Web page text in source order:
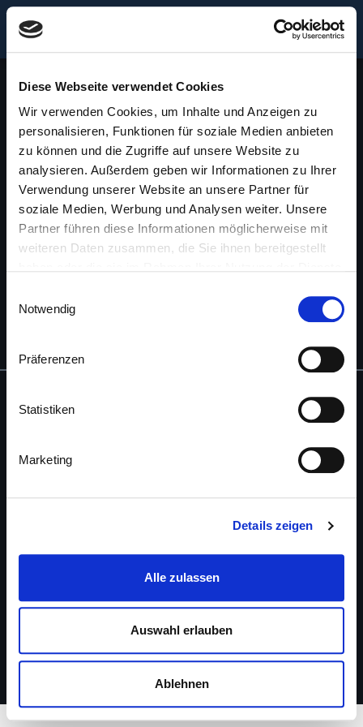
Diese Webseite verwendet Cookies
Wir verwenden Cookies, um Inhalte und Anzeigen zu
personalisieren, Funktionen für soziale Medien anbieten
zu können und die Zugriffe auf unsere Website zu
analysieren. Außerdem geben wir Informationen zu Ihrer
Verwendung unserer Website an unsere Partner für
soziale Medien, Werbung und Analysen weiter. Unsere
Partner führen diese Informationen möglicherweise mit
weiteren Daten zusammen, die Sie ihnen bereitgestellt
Notwendig
Präferenzen
Statistiken
Marketing
Details zeigen
Alle zulassen
Auswahl erlauben
Ablehnen
FEHLER - 404
Die gewünschte Seite ist wohl nicht vorhanden.
ZUR STARTSEITE